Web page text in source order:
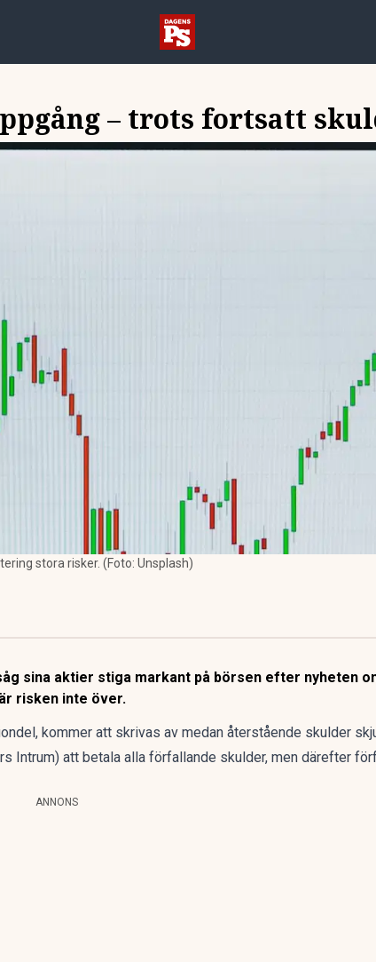
– trots fortsatt
stora risker. (Foto: Unsplash)
sina aktier stiga markant på börsen efter nyheten
risken inte över.
kommer att skrivas av medan återstående skulder
Intrum) att betala alla förfallande skulder, men därefter
ANNONS